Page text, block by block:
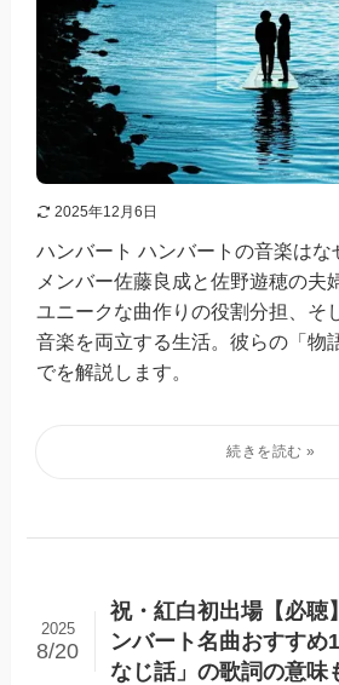
2025年12月6日
ハンバート ハンバートの音楽はな
メンバー佐藤良成と佐野遊穂の夫
ユニークな曲作りの役割分担、そ
音楽を両立する生活。彼らの「物
でを解説します。
祝・紅白初出場【必聴
ンバート名曲おすすめ
なじ話」の歌詞の意味
2025
8/20